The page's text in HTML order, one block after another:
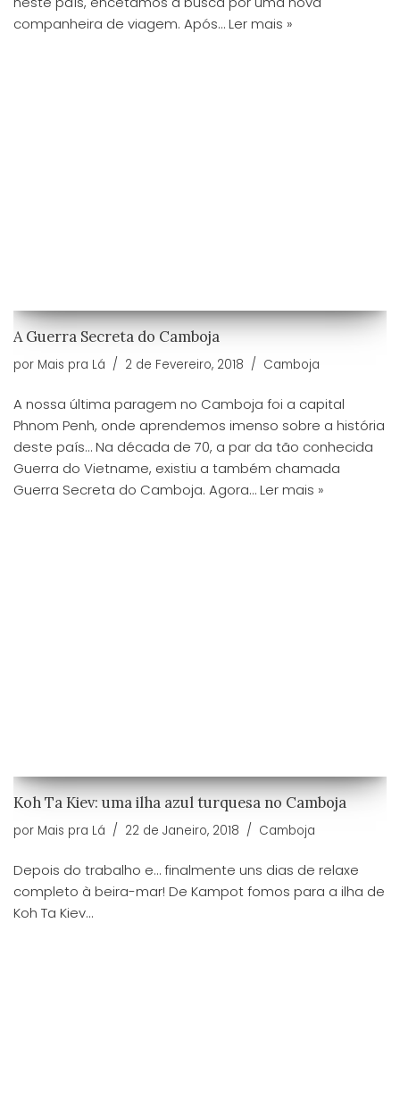
companheira de viagem. Após…Ler mais »
A Guerra Secreta do Camboja
por Mais pra Lá 2 de Fevereiro, 2018 Camboja
A nossa última paragem no Camboja foi a capital
Phnom Penh, onde aprendemos imenso sobre a história
deste país… Na década de 70, a par da tão conhecida
Guerra do Vietname, existiu a também chamada
Guerra Secreta do Camboja. Agora…Ler mais »
Koh Ta Kiev: uma ilha azul turquesa no Camboja
por Mais pra Lá 22 de Janeiro, 2018 Camboja
Depois do trabalho e… finalmente uns dias de relaxe
completo à beira-mar! De Kampot fomos para a ilha de
Koh Ta Kiev…